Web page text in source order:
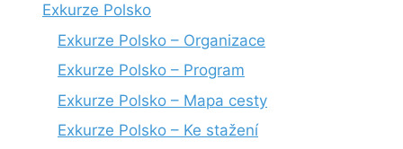
Exkurze Polsko
Exkurze Polsko – Organizace
Exkurze Polsko – Program
Exkurze Polsko – Mapa cesty
Exkurze Polsko – Ke stažení